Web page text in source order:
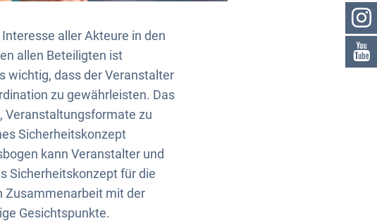
aller Akteure in den
allen Beteiligten ist
wichtig, dass der Veranstalter
zu gewährleisten. Das
Veranstaltungsformate zu
Sicherheitskonzept
kann Veranstalter und
Sicherheitskonzept für die
Zusammenarbeit mit der
Gesichtspunkte.